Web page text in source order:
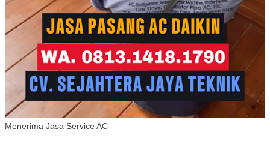
Menerima Jasa Service AC